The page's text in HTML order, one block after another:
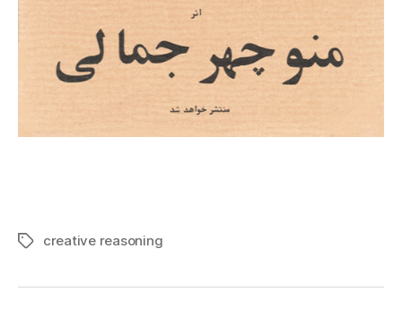
Tagscreative reasoning